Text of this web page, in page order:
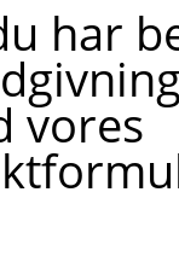
har
vores